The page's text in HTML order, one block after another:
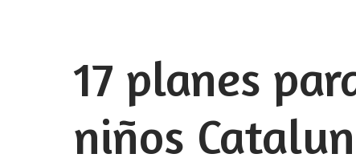
17 planes
niños